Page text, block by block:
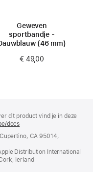
Geweven
sportbandje -
(46 mm)
€ 49,00
dit product vind je in deze
docs
nieuw
geopend)
CA 95014,
Distribution International
Ierland